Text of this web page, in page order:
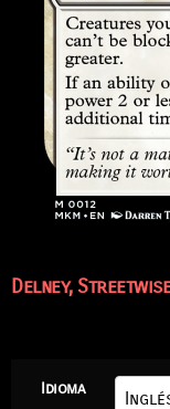
Delney,
Idioma